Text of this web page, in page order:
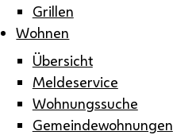
Grillen
Wohnen
Übersicht
Meldeservice
Wohnungssuche
Gemeindewohnungen